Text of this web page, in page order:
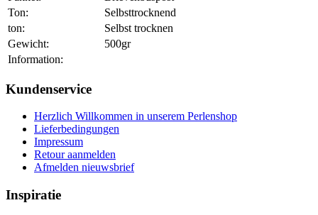
Ton:
Selbsttrocknend
ton:
Selbst trocknen
Gewicht:
500gr
Information:
Kundenservice
Herzlich Willkommen in unserem Perlenshop
Lieferbedingungen
Impressum
Retour aanmelden
Afmelden nieuwsbrief
Inspiratie